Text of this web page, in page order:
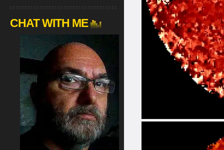
CHAT WITH ME